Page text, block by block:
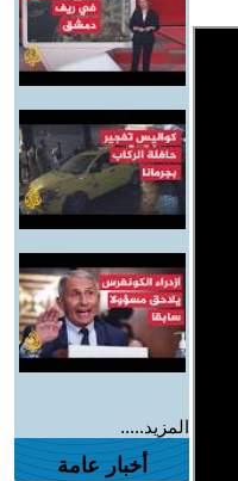
المزيد.....
أخبار عامة